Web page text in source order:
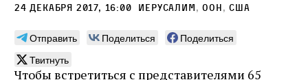
24 декабря 2017, 16:00 Иерусалим,ООН,сша
Отправить Поделиться
Поделиться
Твитнуть
Чтобы встретиться с представителями 65